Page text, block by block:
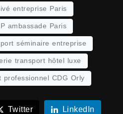
entreprise Paris
ambassade Paris
séminaire entreprise
transport hôtel luxe
professionnel CDG Orly
Twitter LinkedIn